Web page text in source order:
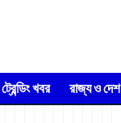
ট্রেন্ডিং খবর রাজ্য ও দেশ